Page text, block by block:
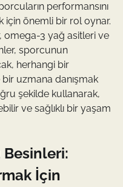
performansını
için önemli bir rol oynar.
omega-3 yağ asitleri ve
sporcunun
herhangi bir
uzmana danışmak
şekilde kullanarak,
ve sağlıklı bir yaşam
İçin